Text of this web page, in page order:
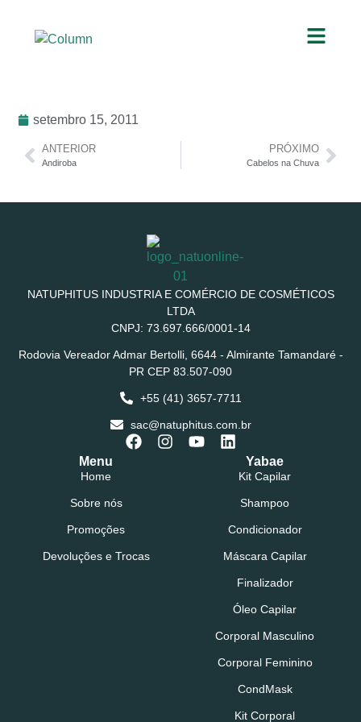
setembro 15, 2011
ANTERIOR
Andiroba
PRÓXIMO
Cabelos na Chuva
NATUPHITUS INDUSTRIA E COMÉRCIO DE COSMÉTICOS
LTDA
CNPJ: 73.697.666/0001-14
Rodovia Vereador Admar Bertolli, 6644 - Almirante Tamandaré -
PR CEP 83.507-090
+55 (41) 3657-7711
sac@natuphitus.com.br
Menu
Home
Sobre nós
Promoções
Devoluções e Trocas
Yabae
Kit Capilar
Shampoo
Condicionador
Máscara Capilar
Finalizador
Óleo Capilar
Corporal Masculino
Corporal Feminino
CondMask
Kit Corporal